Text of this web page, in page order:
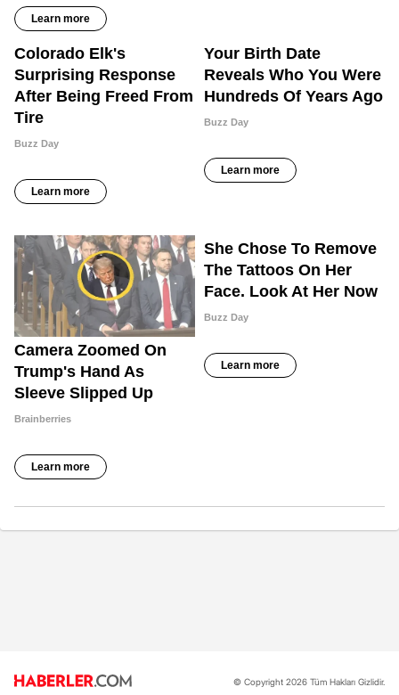
© Copyright 2026 Tüm Hakları Gizlidir.